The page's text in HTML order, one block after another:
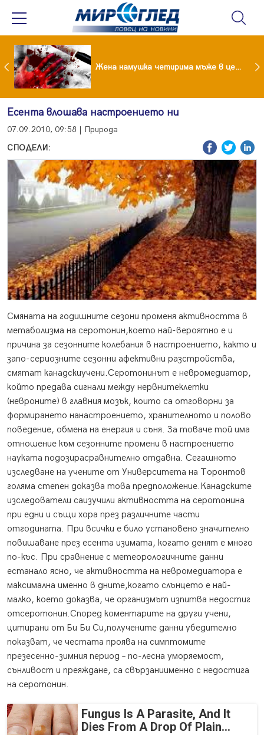
след нефтен разлив Жена намушка четирима мъже в центъра на Лондон
Есента влошава настроението ни
07.09.2010, 09:58 | Природа
СПОДЕЛИ:
Смяната на годишните сезони променя активността в
метаболизма на серотонин,което най-вероятно е и
причина за сезонните колебания в настроението, както и
запо-сериозните сезонни афективни разстройства,
смятат канадскиучени.Серотонинът е невромедиатор,
който предава сигнали между нервнитеклетки
(невроните) в главния мозък, които са отговорни за
формирането нанастроението, хранителното и полово
поведение, обмена на енергия и съня. За товаче той има
отношение към сезонните промени в настроението
науката подозирасравнително отдавна. Сегашното
изследване на учените от Университета на Торонтов
голяма степен доказва това предположение.Канадските
изследователи саизучили активността на серотонина
при едни и същи хора през различните части
отгодината. При всички е било установено значително
повишаване през есента изимата, когато денят е много
по-къс. При сравнение с метеорологичните данни
естанало ясно, че активността на невромедиатора е
максимална именно в дните,когато слънцето е най-
малко, което доказва, че организмът изпитва недостиг
отсеротонин.Според коментарите на други учени,
цитирани от Би Би Си,получените данни убедително
показват, че честата проява на симптомите
презесенно-зимния период – по-лесна уморяемост,
сънливост и преяждане, са свързаниименно с недостига
на серотонин.
Fungus Is A Parasite, And It
Dies From A Drop Of Plain...